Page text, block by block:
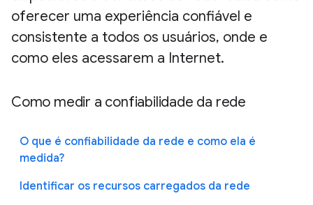
oferecer uma experiência confiável e
consistente a todos os usuários, onde e
como eles acessarem a Internet.
Como medir a confiabilidade da rede
O que é confiabilidade da rede e como ela é
medida?
Identificar os recursos carregados da rede